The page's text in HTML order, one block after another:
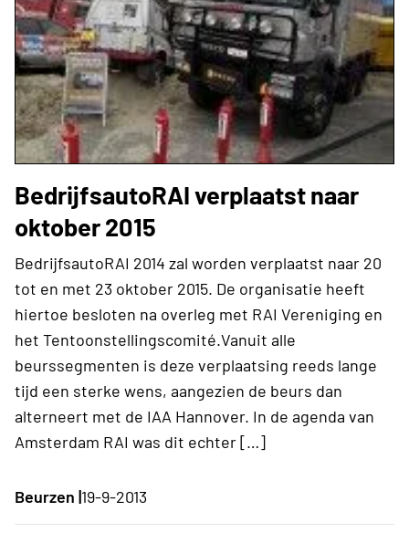
BedrijfsautoRAI verplaatst naar
oktober 2015
BedrijfsautoRAI 2014 zal worden verplaatst naar 20
tot en met 23 oktober 2015. De organisatie heeft
hiertoe besloten na overleg met RAI Vereniging en
het Tentoonstellingscomité.Vanuit alle
beurssegmenten is deze verplaatsing reeds lange
tijd een sterke wens, aangezien de beurs dan
alterneert met de IAA Hannover. In de agenda van
Amsterdam RAI was dit echter […]
Beurzen |19-9-2013